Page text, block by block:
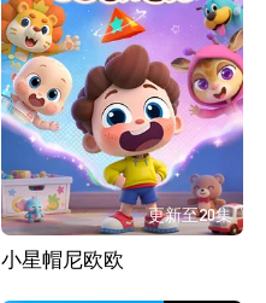
更新至20集
小星帽尼欧欧